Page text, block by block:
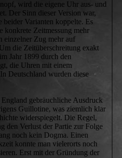
wird die eigene Uhr aus- und
Der Sinn dieser Version war,
beider Varianten koppelte. Es
konkrete Zeitmessung mehr
einzelner Zug mehr auf
die Zeitüberschreitung exakt
Jahr 1899 durch den
die Uhren mit einem
Deutschland wurden diese
Ausdruck
Guillotine, was ziemlich klar
widerspiegelt. Die Regel,
den Verlust der Partie zur Folge
noch kein Dogma. Einen
konnte man vielerorts noch
Erst mit der Gründung der